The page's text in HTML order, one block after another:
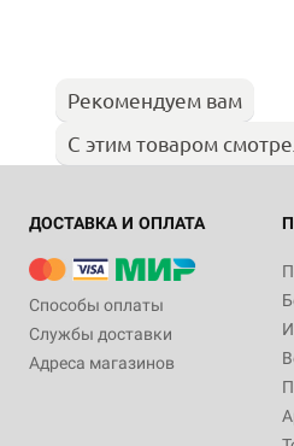
Рекомендуем вам
С этим товаром
ДОСТАВКА И ОПЛАТА
Способы оплаты
Службы доставки
Адреса магазинов